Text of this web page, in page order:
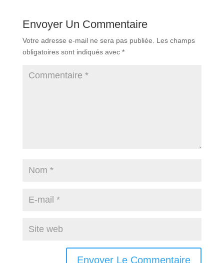
Envoyer Un Commentaire
Votre adresse e-mail ne sera pas publiée.
Les champs
obligatoires sont indiqués avec *